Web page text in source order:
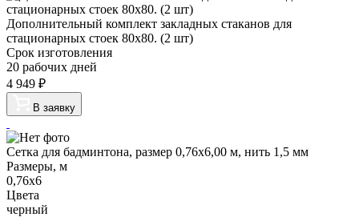
Дополнительный комплект закладных стаканов для
стационарных стоек 80х80. (2 шт)
Срок изготовления
20 рабочих дней
4 949 ₽
В заявку
Сетка для бадминтона, размер 0,76х6,00 м, нить 1,5 мм
Размеры, м
0,76х6
Цвета
черный